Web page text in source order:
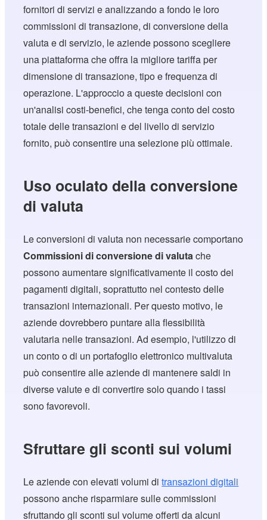
fornitori di servizi e analizzando a fondo le loro
commissioni di transazione, di conversione della
valuta e di servizio, le aziende possono scegliere
una piattaforma che offra la migliore tariffa per
dimensione di transazione, tipo e frequenza di
operazione. L'approccio a queste decisioni con
un'analisi costi-benefici, che tenga conto del costo
totale delle transazioni e del livello di servizio
fornito, può consentire una selezione più ottimale.
Uso oculato della conversione
di valuta
Le conversioni di valuta non necessarie comportano
Commissioni di conversione di valuta che
possono aumentare significativamente il costo dei
pagamenti digitali, soprattutto nel contesto delle
transazioni internazionali. Per questo motivo, le
aziende dovrebbero puntare alla flessibilità
valutaria nelle transazioni. Ad esempio, l'utilizzo di
un conto o di un portafoglio elettronico multivaluta
può consentire alle aziende di mantenere saldi in
diverse valute e di convertire solo quando i tassi
sono favorevoli.
Sfruttare gli sconti sui volumi
Le aziende con elevati volumi ditransazioni digitali
possono anche risparmiare sulle commissioni
sfruttando gli sconti sul volume offerti da alcuni